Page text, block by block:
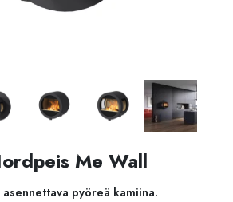
Me Wall
pyöreä kamiina.